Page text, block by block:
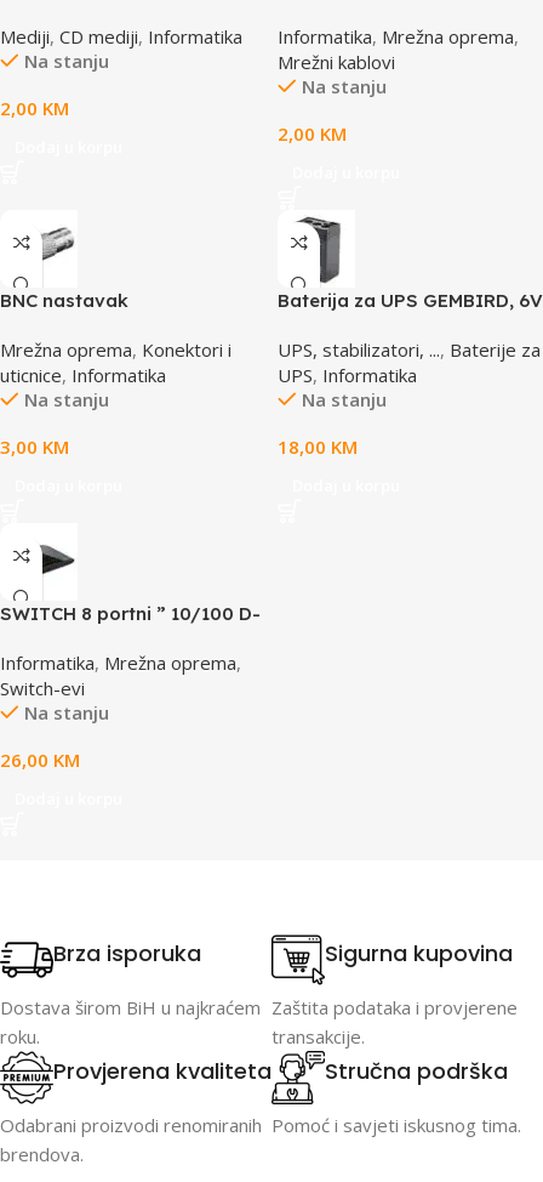
Mediji, CD mediji, Informatika
Na stanju
2,00 KM
Informatika, Mrežna oprema,
Mrežni kablovi
Na stanju
2,00 KM
BNC nastavak
Mrežna oprema, Konektori i
uticnice, Informatika
Na stanju
3,00 KM
Baterija za UPS GEMBIRD, 6V
UPS, stabilizatori, ..., Baterije za
UPS, Informatika
Na stanju
18,00 KM
SWITCH 8 portni ” 10/100 D-
Informatika, Mrežna oprema,
Switch-evi
Na stanju
26,00 KM
Brza isporuka
Dostava širom BiH u najkraćem
roku.
Sigurna kupovina
Zaštita podataka i provjerene
transakcije.
Provjerena kvaliteta
Odabrani proizvodi renomiranih
brendova.
Stručna podrška
Pomoć i savjeti iskusnog tima.